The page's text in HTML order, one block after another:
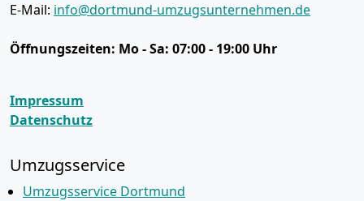
E-Mail: info@dortmund-umzugsunternehmen.de
Öffnungszeiten: Mo - Sa: 07:00 - 19:00 Uhr
Impressum
Datenschutz
Umzugsservice
Umzugsservice Dortmund